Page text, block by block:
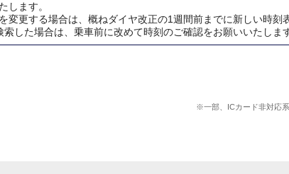
ます。
変更する場合は、概ねダイヤ改正の1週間前までに新しい時刻
した場合は、乗車前に改めて時刻のご確認をお願いいたしま
※一部、ICカード非対応